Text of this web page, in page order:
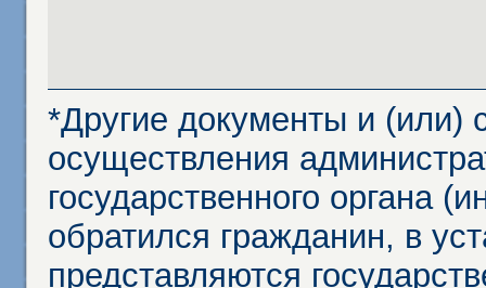
*Другие документы и (или)
осуществления
государственного органа
обратился гражданин, в
представляются